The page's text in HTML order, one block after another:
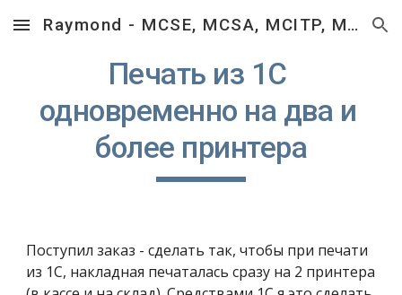
Skip to main content Skip to navigation
Raymond - MCSE, MCSA, MCITP, MCTS, MCP, RHCSA, RHCT.
Печать из 1С
одновременно на два и
более принтера
Поступил заказ - сделать так, чтобы при печати
из 1С, накладная печаталась сразу на 2 принтера